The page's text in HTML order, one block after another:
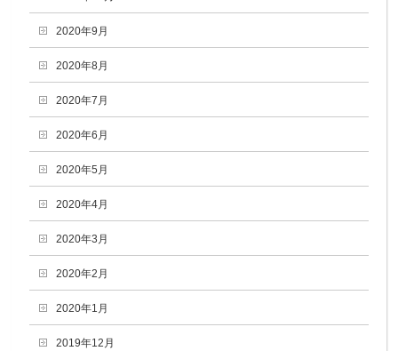
2020年9月
2020年8月
2020年7月
2020年6月
2020年5月
2020年4月
2020年3月
2020年2月
2020年1月
2019年12月